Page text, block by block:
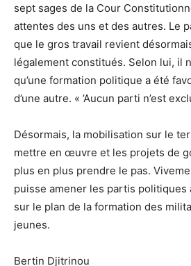
sept sages de la Cour
attentes des uns et des autres. Le
que le gros travail revient
légalement constitués. Selon lui, il
qu’une formation politique a été
d’une autre. « ’Aucun parti n’est
Désormais, la mobilisation sur le
mettre en œuvre et les projets de
plus en plus prendre le pas.
puisse amener les partis politiques
sur le plan de la formation des
jeunes.
Bertin Djitrinou